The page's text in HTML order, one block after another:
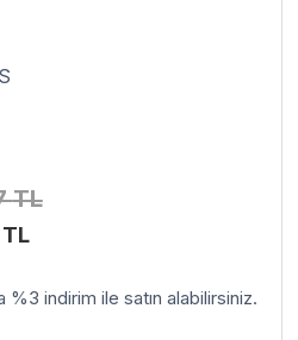
TL
TLŞu
fiyat:
%3 indirim ile satın alabilirsiniz.